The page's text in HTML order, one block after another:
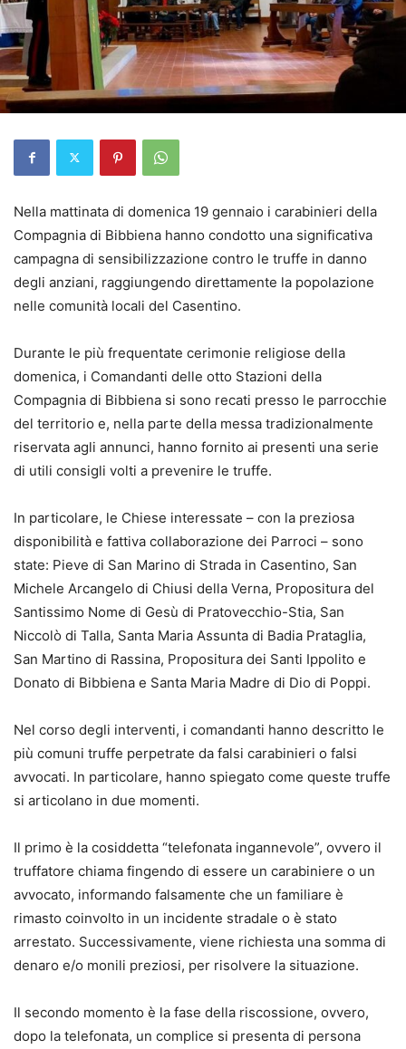
Nella mattinata di domenica 19 gennaio i carabinieri della
Compagnia di Bibbiena hanno condotto una significativa
campagna di sensibilizzazione contro le truffe in danno
degli anziani, raggiungendo direttamente la popolazione
nelle comunità locali del Casentino.
Durante le più frequentate cerimonie religiose della
domenica, i Comandanti delle otto Stazioni della
Compagnia di Bibbiena si sono recati presso le parrocchie
del territorio e, nella parte della messa tradizionalmente
riservata agli annunci, hanno fornito ai presenti una serie
di utili consigli volti a prevenire le truffe.
In particolare, le Chiese interessate – con la preziosa
disponibilità e fattiva collaborazione dei Parroci – sono
state: Pieve di San Marino di Strada in Casentino, San
Michele Arcangelo di Chiusi della Verna, Propositura del
Santissimo Nome di Gesù di Pratovecchio-Stia, San
Niccolò di Talla, Santa Maria Assunta di Badia Prataglia,
San Martino di Rassina, Propositura dei Santi Ippolito e
Donato di Bibbiena e Santa Maria Madre di Dio di Poppi.
Nel corso degli interventi, i comandanti hanno descritto le
più comuni truffe perpetrate da falsi carabinieri o falsi
avvocati. In particolare, hanno spiegato come queste truffe
si articolano in due momenti.
Il primo è la cosiddetta “telefonata ingannevole”, ovvero il
truffatore chiama fingendo di essere un carabiniere o un
avvocato, informando falsamente che un familiare è
rimasto coinvolto in un incidente stradale o è stato
arrestato. Successivamente, viene richiesta una somma di
denaro e/o monili preziosi, per risolvere la situazione.
Il secondo momento è la fase della riscossione, ovvero,
dopo la telefonata, un complice si presenta di persona